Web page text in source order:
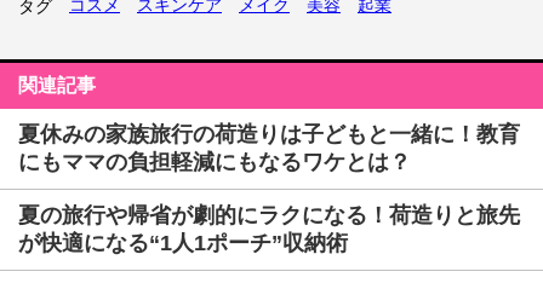
タグ コスメ スキンケア メイク 美容 起業
関連記事
夏休みの家族旅行の荷造りは子どもと一緒に！教育
にもママの負担軽減にもなるワケとは？
夏の旅行や帰省が劇的にラクになる！荷造りと旅先
が快適になる“1人1ポーチ”収納術